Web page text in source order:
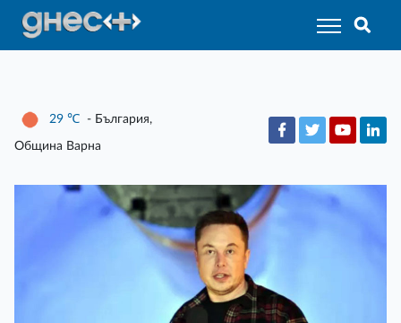
29 ℃ - България,
Община Варна